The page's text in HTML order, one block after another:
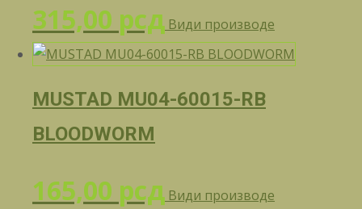
315,00 рсд Види производе
MUSTAD MU04-60015-RB
BLOODWORM
165,00 рсд Види производе